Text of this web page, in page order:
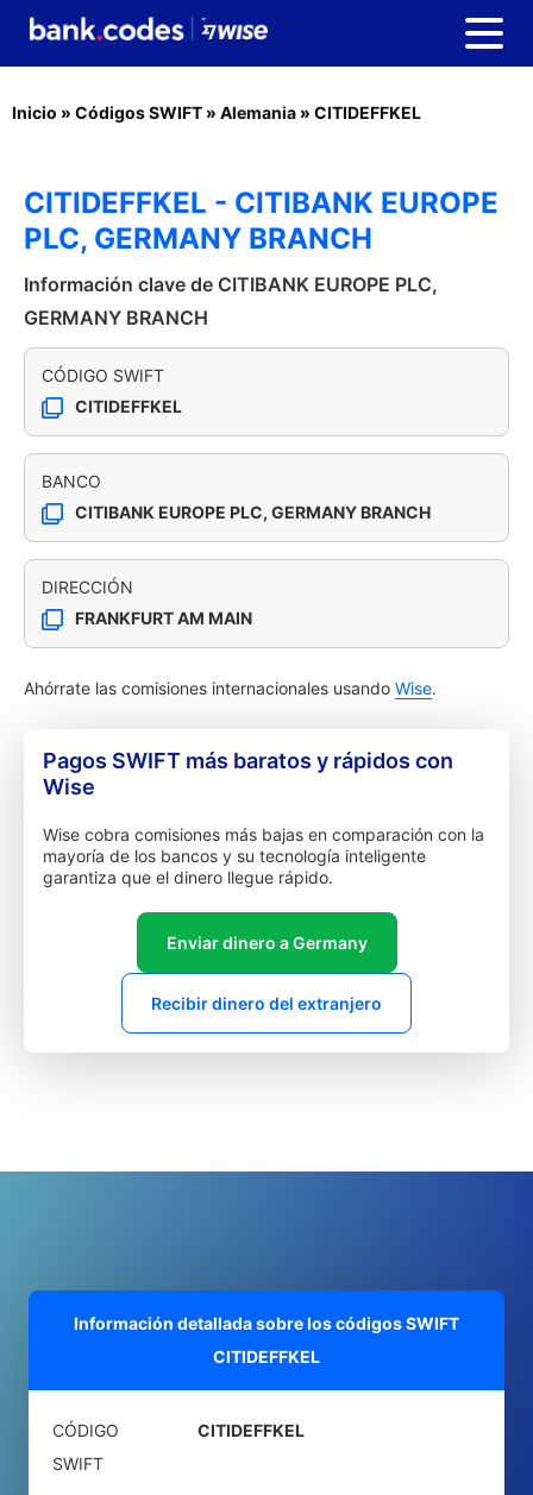
Inicio » Códigos SWIFT » Alemania » CITIDEFFKEL
CITIDEFFKEL - CITIBANK EUROPE
PLC, GERMANY BRANCH
Información clave de CITIBANK EUROPE PLC,
GERMANY BRANCH
CÓDIGO SWIFT
CITIDEFFKEL
BANCO
CITIBANK EUROPE PLC, GERMANY BRANCH
DIRECCIÓN
FRANKFURT AM MAIN
Ahórrate las comisiones internacionales usando Wise.
Pagos SWIFT más baratos y rápidos con
Wise
Wise cobra comisiones más bajas en comparación con la
mayoría de los bancos y su tecnología inteligente
garantiza que el dinero llegue rápido.
Enviar dinero a Germany
Recibir dinero del extranjero
Información detallada sobre los códigos SWIFT
CITIDEFFKEL
CÓDIGO
SWIFT
CITIDEFFKEL